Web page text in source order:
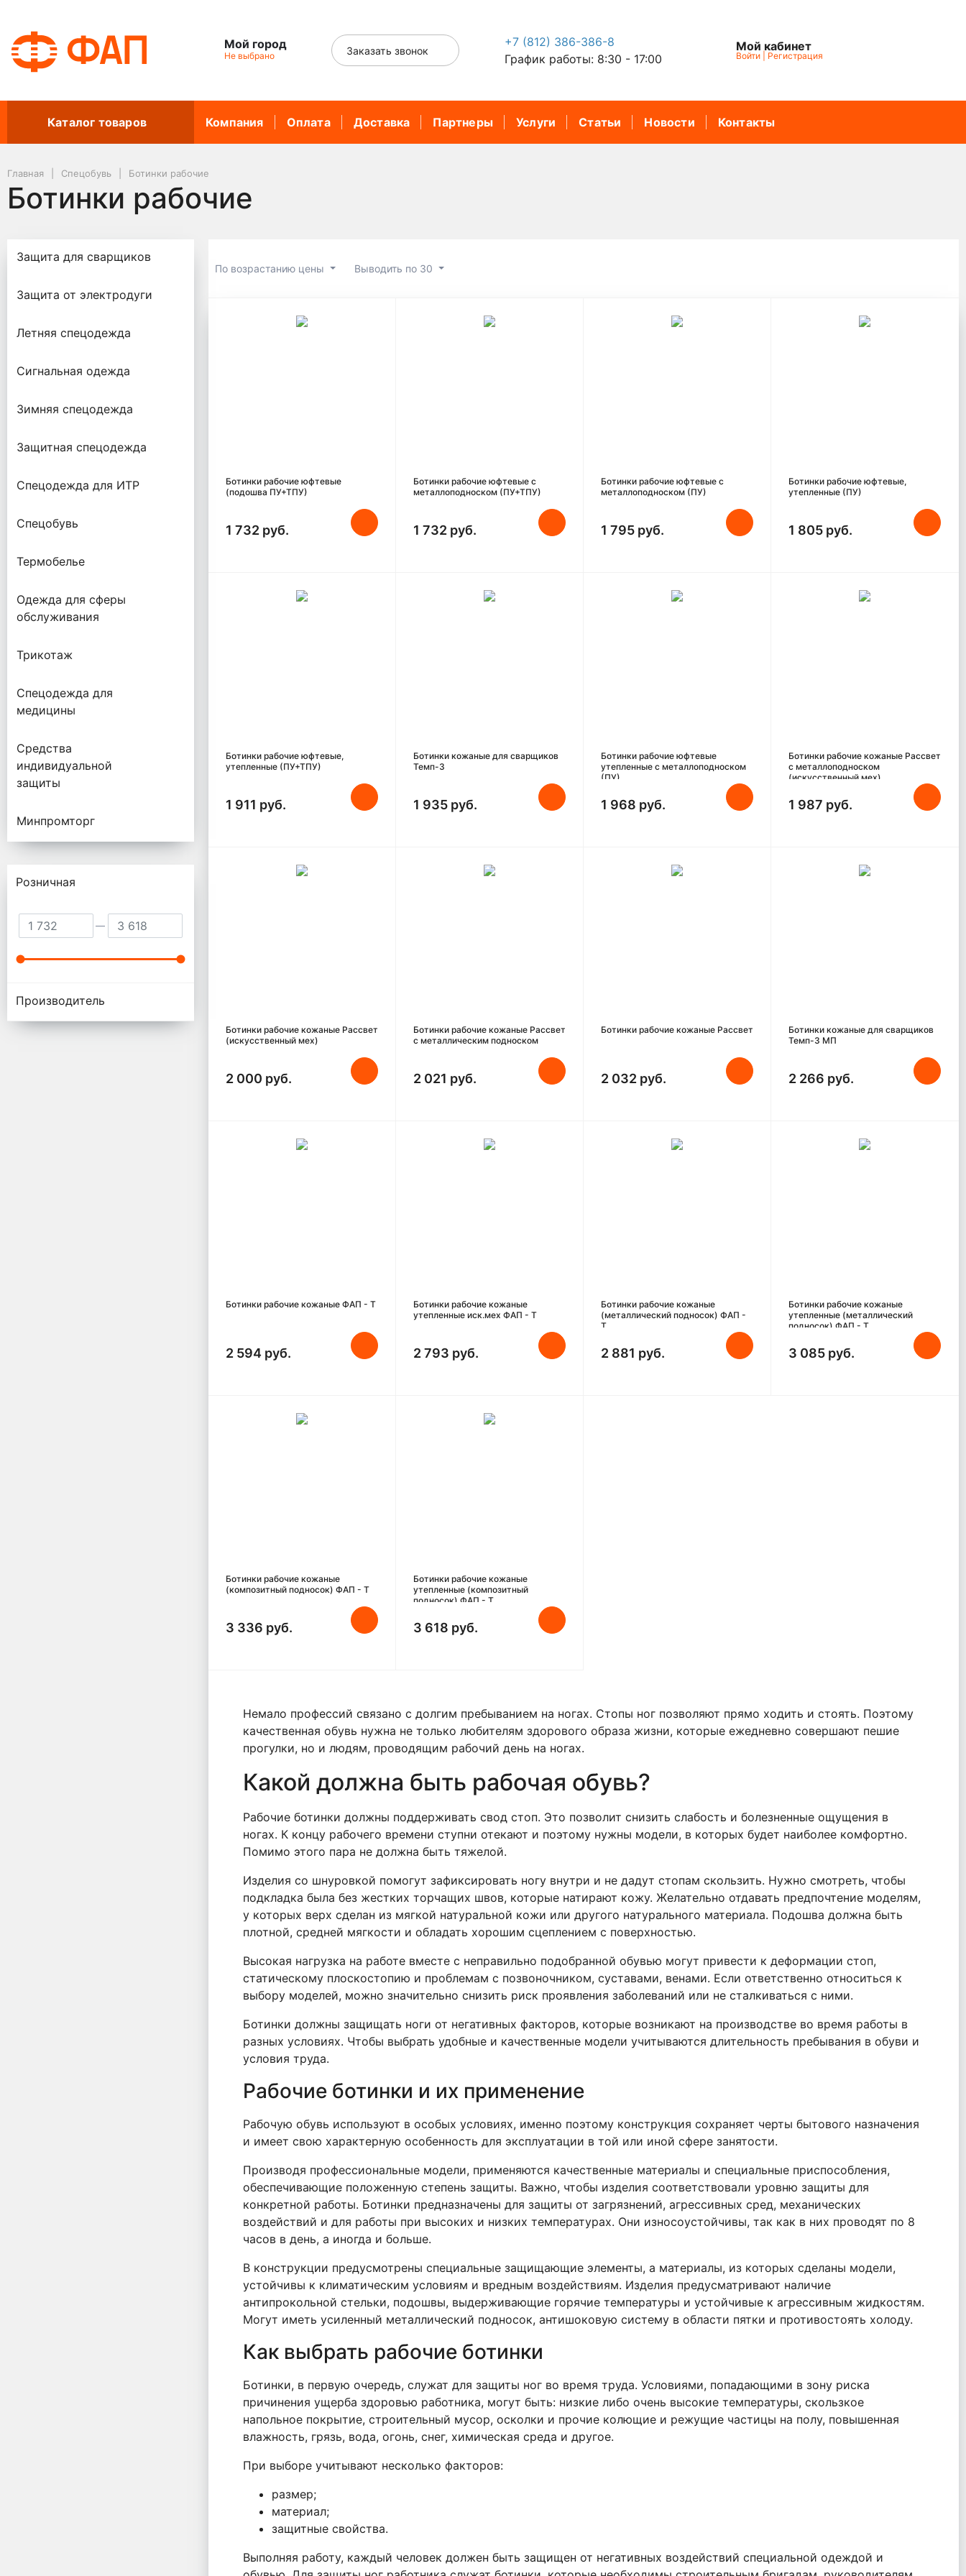
Мой город
Не выбрано Заказать звонок
+7 (812) 386-386-8
График работы: 8:30 - 17:00
Мой кабинет
Войти| Регистрация
Каталог товаров Компания Оплата Доставка Партнеры Услуги Статьи Новости Контакты
Главная Спецобувь Ботинки рабочие
Ботинки рабочие
По возрастанию цены Выводить по 30
Ботинки рабочие юфтевые
(подошва ПУ+ТПУ)
1 732 руб.
Ботинки рабочие юфтевые с
металлоподноском (ПУ+ТПУ)
1 732 руб.
Ботинки рабочие юфтевые с
металлоподноском (ПУ)
1 795 руб.
Ботинки рабочие юфтевые,
утепленные (ПУ)
1 805 руб.
Ботинки рабочие юфтевые,
утепленные (ПУ+ТПУ)
1 911 руб.
Ботинки кожаные для сварщиков
Темп-3
1 935 руб.
Ботинки рабочие юфтевые
утепленные с металлоподноском
(ПУ)
1 968 руб.
Ботинки рабочие кожаные Рассвет
с металлоподноском
(искусственный мех)
1 987 руб.
Ботинки рабочие кожаные Рассвет
(искусственный мех)
2 000 руб.
Ботинки рабочие кожаные Рассвет
с металлическим подноском
2 021 руб.
Ботинки рабочие кожаные Рассвет
2 032 руб.
Ботинки кожаные для сварщиков
Темп-3 МП
2 266 руб.
Ботинки рабочие кожаные ФАП - Т
2 594 руб.
Ботинки рабочие кожаные
утепленные иск.мех ФАП - Т
2 793 руб.
Ботинки рабочие кожаные
(металлический подносок) ФАП -
Т
2 881 руб.
Ботинки рабочие кожаные
утепленные (металлический
подносок) ФАП - Т
3 085 руб.
Ботинки рабочие кожаные
(композитный подносок) ФАП - Т
3 336 руб.
Ботинки рабочие кожаные
утепленные (композитный
подносок) ФАП - Т
3 618 руб.
Немало профессий связано с долгим пребыванием на ногах. Стопы ног позволяют прямо ходить и стоять. Поэтому
качественная обувь нужна не только любителям здорового образа жизни, которые ежедневно совершают пешие
прогулки, но и людям, проводящим рабочий день на ногах.
Какой должна быть рабочая обувь?
Рабочие ботинки должны поддерживать свод стоп. Это позволит снизить слабость и болезненные ощущения в
ногах. К концу рабочего времени ступни отекают и поэтому нужны модели, в которых будет наиболее комфортно.
Помимо этого пара не должна быть тяжелой.
Изделия со шнуровкой помогут зафиксировать ногу внутри и не дадут стопам скользить. Нужно смотреть, чтобы
подкладка была без жестких торчащих швов, которые натирают кожу. Желательно отдавать предпочтение моделям,
у которых верх сделан из мягкой натуральной кожи или другого натурального материала. Подошва должна быть
плотной, средней мягкости и обладать хорошим сцеплением с поверхностью.
Высокая нагрузка на работе вместе с неправильно подобранной обувью могут привести к деформации стоп,
статическому плоскостопию и проблемам с позвоночником, суставами, венами. Если ответственно относиться к
выбору моделей, можно значительно снизить риск проявления заболеваний или не сталкиваться с ними.
Ботинки должны защищать ноги от негативных факторов, которые возникают на производстве во время работы в
разных условиях. Чтобы выбрать удобные и качественные модели учитываются длительность пребывания в обуви и
условия труда.
Рабочие ботинки и их применение
Рабочую обувь используют в особых условиях, именно поэтому конструкция сохраняет черты бытового назначения
и имеет свою характерную особенность для эксплуатации в той или иной сфере занятости.
Производя профессиональные модели, применяются качественные материалы и специальные приспособления,
обеспечивающие положенную степень защиты. Важно, чтобы изделия соответствовали уровню защиты для
конкретной работы. Ботинки предназначены для защиты от загрязнений, агрессивных сред, механических
воздействий и для работы при высоких и низких температурах. Они износоустойчивы, так как в них проводят по 8
часов в день, а иногда и больше.
В конструкции предусмотрены специальные защищающие элементы, а материалы, из которых сделаны модели,
устойчивы к климатическим условиям и вредным воздействиям. Изделия предусматривают наличие
антипрокольной стельки, подошвы, выдерживающие горячие температуры и устойчивые к агрессивным жидкостям.
Могут иметь усиленный металлический подносок, антишоковую систему в области пятки и противостоять холоду.
Как выбрать рабочие ботинки
Ботинки, в первую очередь, служат для защиты ног во время труда. Условиями, попадающими в зону риска
причинения ущерба здоровью работника, могут быть: низкие либо очень высокие температуры, скользкое
напольное покрытие, строительный мусор, осколки и прочие колющие и режущие частицы на полу, повышенная
влажность, грязь, вода, огонь, снег, химическая среда и другое.
При выборе учитывают несколько факторов:
размер;
материал;
защитные свойства.
Выполняя работу, каждый человек должен быть защищен от негативных воздействий специальной одеждой и
Защита для сварщиков
Защита от электродуги
Летняя спецодежда
Сигнальная одежда
Зимняя спецодежда
Защитная спецодежда
Спецодежда для ИТР
Спецобувь
Термобелье
Одежда для сферы
обслуживания
Трикотаж
Спецодежда для
медицины
Средства
индивидуальной
защиты
Минпромторг
Розничная
Производитель